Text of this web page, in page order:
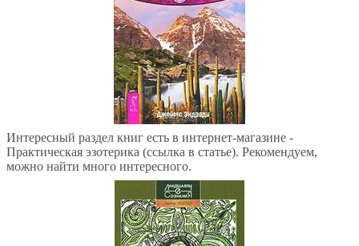
Интересный раздел книг есть в интернет-магазине -
Практическая эзотерика (ссылка в статье). Рекомендуем,
можно найти много интересного.